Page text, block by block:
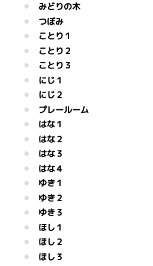
みどりの木
つぼみ
ことり１
ことり２
ことり３
にじ１
にじ２
プレールーム
はな１
はな２
はな３
はな４
ゆき１
ゆき２
ゆき３
ほし１
ほし２
ほし３